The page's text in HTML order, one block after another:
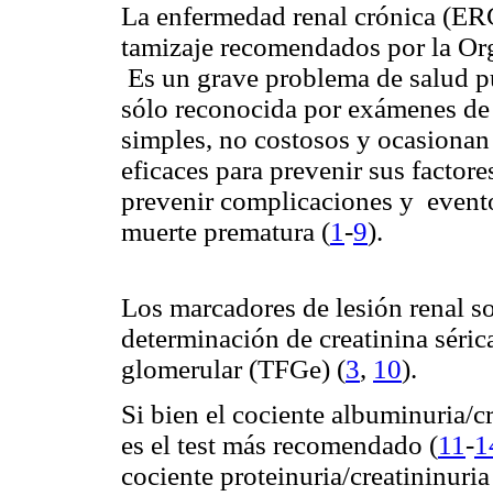
La enfermedad renal crónica
tamizaje recomendados por la
Es un grave problema de salud
sólo reconocida por exámenes
simples, no costosos y
eficaces para prevenir sus
prevenir complicaciones y
muerte prematura (1 -9).
Los marcadores de lesión renal
determinación de creatinina
glomerular (TFGe) (3, 10).
Si bien el cociente albuminuria/
es el test más recomendado (11-
cociente proteinuria/